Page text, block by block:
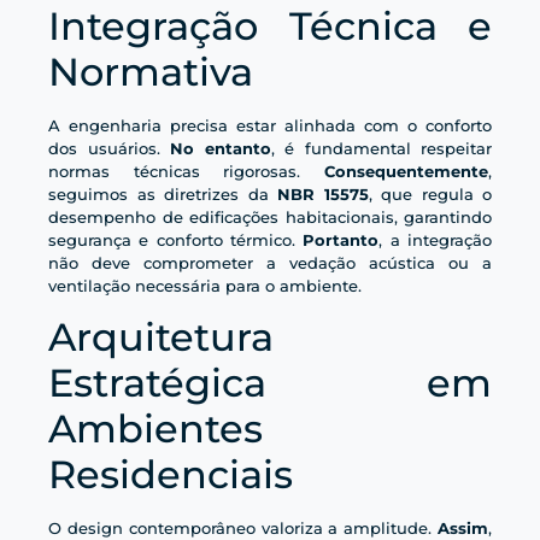
Integração Técnica e
Normativa
A engenharia precisa estar alinhada com o conforto
dos usuários. No entanto, é fundamental respeitar
normas técnicas rigorosas. Consequentemente,
seguimos as diretrizes da NBR 15575, que regula o
desempenho de edificações habitacionais, garantindo
segurança e conforto térmico. Portanto, a integração
não deve comprometer a vedação acústica ou a
ventilação necessária para o ambiente.
Arquitetura
Estratégica em
Ambientes
Residenciais
O design contemporâneo valoriza a amplitude. Assim,